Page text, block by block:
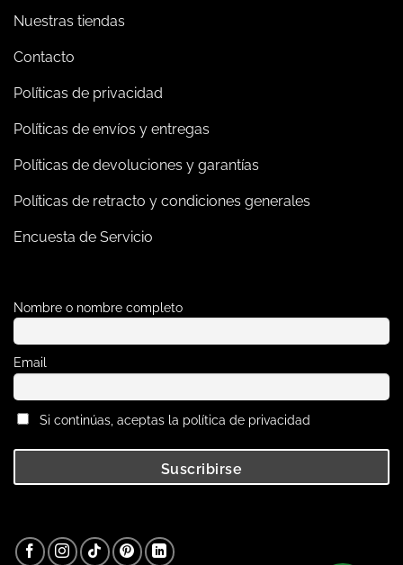
Nuestras tiendas
Contacto
Políticas de privacidad
Políticas de envíos y entregas
Políticas de devoluciones y garantías
Políticas de retracto y condiciones generales
Encuesta de Servicio
Nombre o nombre completo
Email
Si continúas, aceptas la política de privacidad